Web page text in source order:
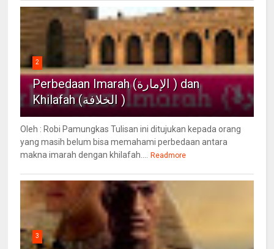
2
Perbedaan Imarah (الإمارة ) dan
Khilafah (الخلافة )
Oleh : Robi Pamungkas Tulisan ini ditujukan kepada orang
yang masih belum bisa memahami perbedaan antara
makna imarah dengan khilafah....
Readmore
3